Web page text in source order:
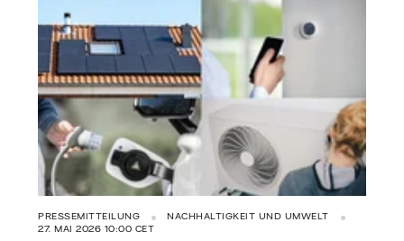
PRESSEMITTEILUNG
NACHHALTIGKEIT UND UMWELT
27. MAI 2026 10:00 CET